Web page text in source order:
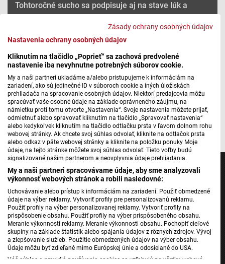
Zásady ochrany osobných údajov
Nastavenia ochrany osobných údajov
Kliknutím na tlačidlo „Poprieť“ sa zachová predvolené
nastavenie iba nevyhnutne potrebných súborov cookie.
My a naši partneri ukladáme a/alebo pristupujeme k informáciám na
zariadení, ako sú jedinečné ID v súboroch cookie a iných úložiskách
prehliadača na spracovanie osobných údajov. Niektorí predajcovia môžu
spracúvať vaše osobné údaje na základe oprávneného záujmu, na
námietku proti tomu otvorte „Nastavenia“. Svoje nastavenia môžete prijať,
odmietnuť alebo spravovať kliknutím na tlačidlo „Spravovať nastavenia“
alebo kedykoľvek kliknutím na tlačidlo odtlačku prsta v ľavom dolnom rohu
webovej stránky. Ak chcete svoj súhlas odvolať, kliknite na odtlačok prsta
alebo odkaz v päte webovej stránky a kliknite na položku ponuky Moje
údaje, na tejto stránke môžete svoj súhlas odvolať. Tieto voľby budú
signalizované našim partnerom a neovplyvnia údaje prehliadania.
My a naši partneri spracovávame údaje, aby sme analyzovali
výkonnosť webových stránok a robili nasledovné:
Uchovávanie alebo prístup k informáciám na zariadení. Použiť obmedzené
údaje na výber reklamy. Vytvoriť profily pre personalizovanú reklamu.
Použiť profily na výber personalizovanej reklamy. Vytvoriť profily na
prispôsobenie obsahu. Použiť profily na výber prispôsobeného obsahu.
Meranie výkonnosti reklamy. Meranie výkonnosti obsahu. Pochopiť cieľové
skupiny na základe štatistík alebo spájania údajov z rôznych zdrojov. Vývoj
a zlepšovanie služieb. Použitie obmedzených údajov na výber obsahu.
Údaje môžu byť zdieľané mimo Európskej únie a odosielané do USA.
Váš súhlas a pravidlá používania cookies sa vzťahujú na všetky webové
Tohtoročné sucho sa podpisuje aj na stave lúk a
Máte problém s prehrávaním?Nahláste nám chybuv prehrávači.
Či ceny krmív narastú, ukáže až čas, faktom však zostáva,
že sucho sa podpisuje aj na úrodách jednotlivých plodín, aj
na horšom stave lúk a pasienkov.
Autorka: Jana Obrancová
Jednotka
Dvojka
24
Šport
Správy STVR